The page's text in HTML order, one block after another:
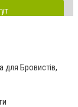
для Бровистів,